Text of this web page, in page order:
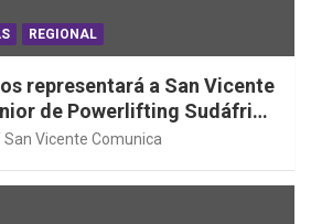
REGIONAL
representará a San Vicente
de Powerlifting Sudáfrica
San Vicente Comunica